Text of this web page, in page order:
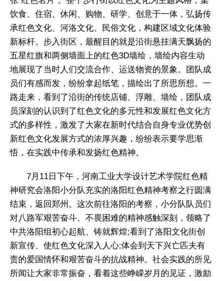
饮食、住宿、休闲、购物、研学、创意于一体，弘扬传
承红色文化、河洛文化、民俗文化，构建区域文化体验
新标杆。步入街区，最醒目的就是沿街悬挂满天飘扬的
五星红旗和两侧墙面上的红色3D墙绘，墙绘内容生动
地展现了当时人们交流合作、运送物资的景象。团队成
员们有感而发，纷纷拿起纸笔，描绘出了所思所想。一
路走来，看到了沿街的传统店铺、浮雕、墙绘，团队成
员深刻的认识到了红色文化的多元性和发展红色文化方
式的多样性，激发了大家在新时代结合自身专业优势创
新红色文化发展方式的浓厚兴趣，纷纷表示要学思渐
悟，在实践中传承和发扬红色精神。
7月11日下午，河南工业大学设计艺术学院红色精
神研究会洛阳小分队充实的洛阳红色精神考察之行圆满
结束，返回郑州。这次前往洛阳的考察，小分队队员们
对八路军艰苦奋斗、不畏困难的精神感触深刻，领略了
中共洛阳组初心起航、铸就辉煌;看到了洛阳文化街创
新宣传、使红色文化深入人心;体会到天下兴亡匹夫有
责的爱国情怀和艰苦奋斗的抗战精神。社会实践的所见
所闻让大家非常振奋，看着这些峥嵘岁月的见证，激励